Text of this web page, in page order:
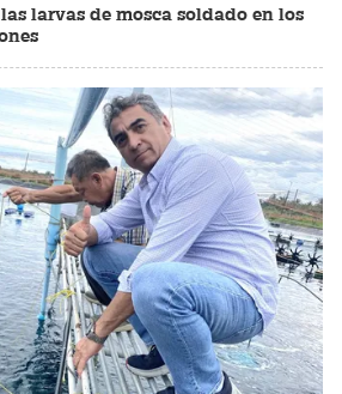
larvas de mosca soldado en los